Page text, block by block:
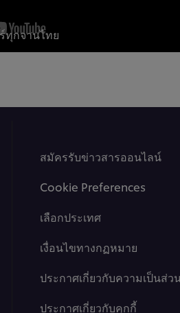
ทุกจานไทย
สมัครรับข่าวสารออนไลน์
Cookie Preferences
เลือกประเทศ
เงื่อนไขทางกฏหมาย
ประกาศเกี่ยวกับความเป็นส่ว
ประกาศเกี่ยวกับคุกกี้